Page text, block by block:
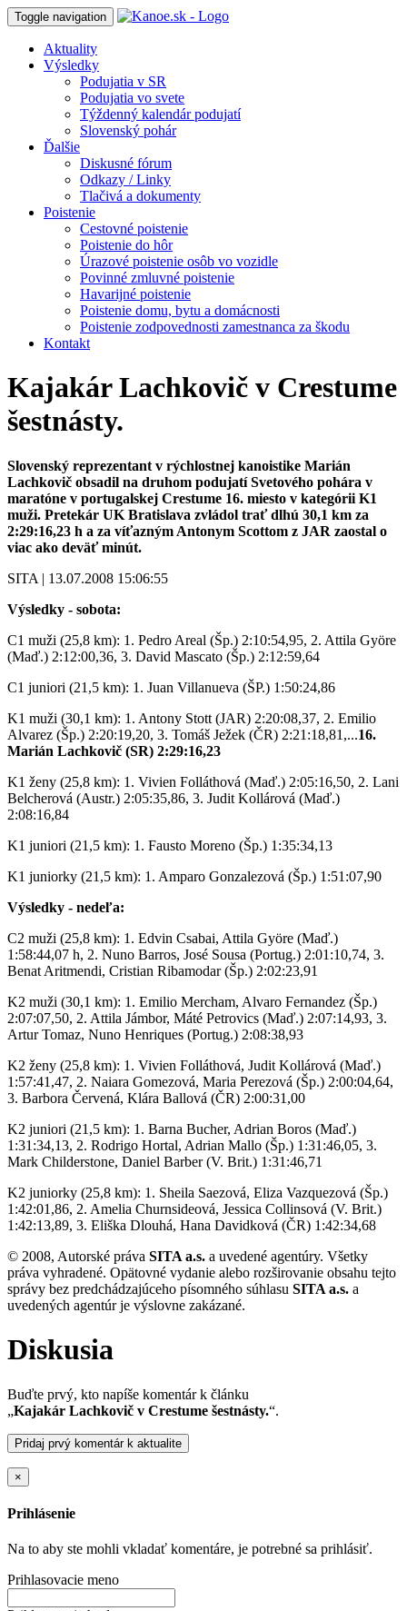
Toggle navigation
Aktuality
Výsledky
Podujatia v SR
Podujatia vo svete
Týždenný kalendár podujatí
Slovenský pohár
Ďalšie
Diskusné fórum
Odkazy / Linky
Tlačivá a dokumenty
Poistenie
Cestovné poistenie
Poistenie do hôr
Úrazové poistenie osôb vo vozidle
Povinné zmluvné poistenie
Havarijné poistenie
Poistenie domu, bytu a domácnosti
Poistenie zodpovednosti zamestnanca za škodu
Kontakt
Kajakár Lachkovič v Crestume
šestnásty.
Slovenský reprezentant v rýchlostnej kanoistike Marián
Lachkovič obsadil na druhom podujatí Svetového pohára v
maratóne v portugalskej Crestume 16. miesto v kategórii K1
muži. Pretekár UK Bratislava zvládol trať dlhú 30,1 km za
2:29:16,23 h a za víťazným Antonym Scottom z JAR zaostal o
viac ako deväť minút.
SITA | 13.07.2008 15:06:55
Výsledky - sobota:
C1 muži (25,8 km): 1. Pedro Areal (Šp.) 2:10:54,95, 2. Attila Györe
(Maď.) 2:12:00,36, 3. David Mascato (Šp.) 2:12:59,64
C1 juniori (21,5 km): 1. Juan Villanueva (ŠP.) 1:50:24,86
K1 muži (30,1 km): 1. Antony Stott (JAR) 2:20:08,37, 2. Emilio
Alvarez (Šp.) 2:20:19,20, 3. Tomáš Ježek (ČR) 2:21:18,81,...16.
Marián Lachkovič (SR) 2:29:16,23
K1 ženy (25,8 km): 1. Vivien Folláthová (Maď.) 2:05:16,50, 2. Lani
Belcherová (Austr.) 2:05:35,86, 3. Judit Kollárová (Maď.)
2:08:16,84
K1 juniori (21,5 km): 1. Fausto Moreno (Šp.) 1:35:34,13
K1 juniorky (21,5 km): 1. Amparo Gonzalezová (Šp.) 1:51:07,90
Výsledky - nedeľa:
C2 muži (25,8 km): 1. Edvin Csabai, Attila Györe (Maď.)
1:58:44,07 h, 2. Nuno Barros, José Sousa (Portug.) 2:01:10,74, 3.
Benat Aritmendi, Cristian Ribamodar (Šp.) 2:02:23,91
K2 muži (30,1 km): 1. Emilio Mercham, Alvaro Fernandez (Šp.)
2:07:07,50, 2. Attila Jámbor, Máté Petrovics (Maď.) 2:07:14,93, 3.
Artur Tomaz, Nuno Henriques (Portug.) 2:08:38,93
K2 ženy (25,8 km): 1. Vivien Folláthová, Judit Kollárová (Maď.)
1:57:41,47, 2. Naiara Gomezová, Maria Perezová (Šp.) 2:00:04,64,
3. Barbora Červená, Klára Ballová (ČR) 2:00:31,00
K2 juniori (21,5 km): 1. Barna Bucher, Adrian Boros (Maď.)
1:31:34,13, 2. Rodrigo Hortal, Adrian Mallo (Šp.) 1:31:46,05, 3.
Mark Childerstone, Daniel Barber (V. Brit.) 1:31:46,71
K2 juniorky (25,8 km): 1. Sheila Saezová, Eliza Vazquezová (Šp.)
1:42:01,86, 2. Amelia Churnsideová, Jessica Collinsová (V. Brit.)
1:42:13,89, 3. Eliška Dlouhá, Hana Davidková (ČR) 1:42:34,68
© 2008, Autorské práva SITA a.s. a uvedené agentúry. Všetky
práva vyhradené. Opätovné vydanie alebo rozširovanie obsahu tejto
správy bez predchádzajúceho písomného súhlasu SITA a.s. a
uvedených agentúr je výslovne zakázané.
Diskusia
Buďte prvý, kto napíše komentár k článku
„Kajakár Lachkovič v Crestume šestnásty.“.
Pridaj prvý komentár k aktualite
×
Prihlásenie
Na to aby ste mohli vkladať komentáre, je potrebné sa prihlásiť.
Prihlasovacie meno